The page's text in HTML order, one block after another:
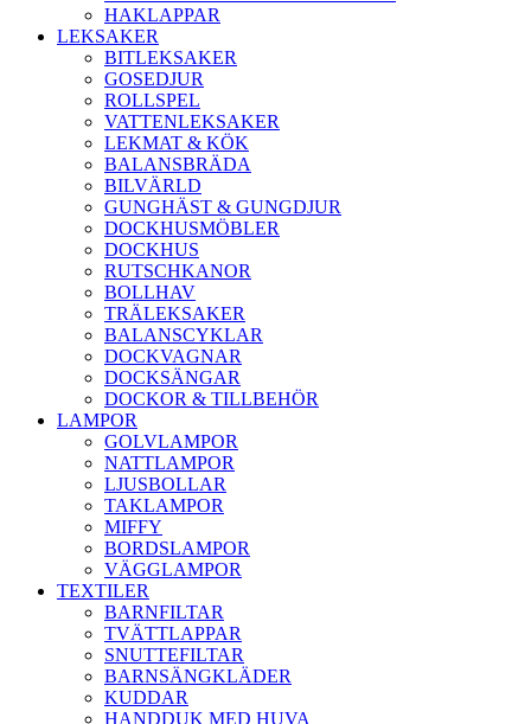
HAKLAPPAR
LEKSAKER
BITLEKSAKER
GOSEDJUR
ROLLSPEL
VATTENLEKSAKER
LEKMAT & KÖK
BALANSBRÄDA
BILVÄRLD
GUNGHÄST & GUNGDJUR
DOCKHUSMÖBLER
DOCKHUS
RUTSCHKANOR
BOLLHAV
TRÄLEKSAKER
BALANSCYKLAR
DOCKVAGNAR
DOCKSÄNGAR
DOCKOR & TILLBEHÖR
LAMPOR
GOLVLAMPOR
NATTLAMPOR
LJUSBOLLAR
TAKLAMPOR
MIFFY
BORDSLAMPOR
VÄGGLAMPOR
TEXTILER
BARNFILTAR
TVÄTTLAPPAR
SNUTTEFILTAR
BARNSÄNGKLÄDER
KUDDAR
HANDDUK MED HUVA